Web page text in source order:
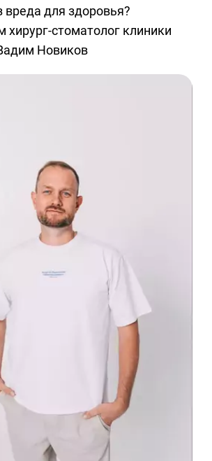
вреда для здоровья?
хирург-стоматолог клиники
Новиков